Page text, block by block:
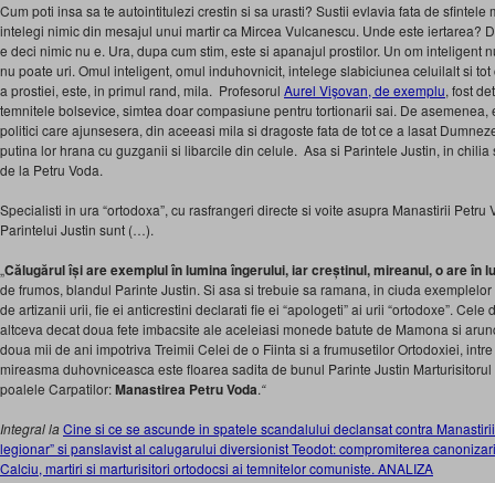
Cum poti insa sa te autointitulezi crestin si sa urasti? Sustii evlavia fata de sfintele
intelegi nimic din mesajul unui martir ca Mircea Vulcanescu. Unde este iertarea?
e deci nimic nu e. Ura, dupa cum stim, este si apanajul prostilor. Un om inteligent
nu poate uri. Omul inteligent, omul induhovnicit, intelege slabiciunea celuilalt si
a prostiei, este, in primul rand, mila. Profesorul Aurel Vişovan, de exemplu, fost
temnitele bolsevice, simtea doar compasiune pentru tortionarii sai. De
politici care ajunsesera, din aceeasi mila si dragoste fata de tot ce a lasat
putina lor hrana cu guzganii si libarcile din celule. Asa si Parintele Justin, in chilia
de la Petru Voda.
Specialisti in ura “ortodoxa”, cu rasfrangeri directe si voite asupra Manastirii
Parintelui Justin sunt (…).
„Călugărul își are exemplul în lumina îngerului, iar creștinul, mireanul, o are în
de frumos, blandul Parinte Justin. Si asa si trebuie sa ramana, in ciuda
de artizanii urii, fie ei anticrestini declarati fie ei “apologeti” ai urii “ortodoxe”.
altceva decat doua fete imbacsite ale aceleiasi monede batute de Mamona si
doua mii de ani impotriva Treimii Celei de o Fiinta si a frumusetilor Ortodoxiei,
mireasma duhovniceasca este floarea sadita de bunul Parinte Justin
poalele Carpatilor:Manastirea Petru Voda.“
Integral laCine si ce se ascunde in spatele scandalului declansat contra
legionar” si panslavist al calugarului diversionist Teodot: compromiterea
Calciu, martiri si marturisitori ortodocsi ai temnitelor comuniste. ANALIZA